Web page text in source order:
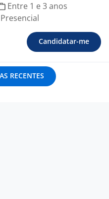
Entre 1 e 3 anos
Presencial
Candidatar-me
RECENTES